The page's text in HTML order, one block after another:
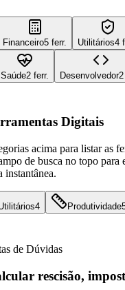
Financeiro5 ferr. Utilitários4
Saúde2 ferr. Desenvolvedor2
Digitais
acima para listar as
de busca no topo para
4 Produtividade
de Dúvidas
rescisão,